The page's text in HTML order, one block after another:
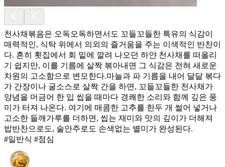
천사채볶음은 오독오독하면서도 꼬들꼬들한 특유의 식감이
매력적인, 식탁 위에서 의외의 즐거움을 주는 이색적인 반찬이
다. 흔히 횟집에서 회 밑에 깔려 나오던 하얀 천사채를 떠올리
기 쉽지만, 이를 기름에 살짝 볶아내면 그 식감은 전혀 새로운
차원의 고소함으로 변모한다. ​마늘과 파 기름을 내어 달달 볶다
가 간장이나 굴소스로 살짝 간을 하면, 꼬들꼬들한 천사채가
양념을 머금어 한 입 씹을 때마다 경쾌한 소리와 함께 깊은 풍
미가 터져 나온다. 여기에 매콤한 고추를 한두 개 썰어 넣거나
고소한 들깨가루를 더하면, 씹는 재미와 맛의 깊이가 더해져
밥반찬으로도, 술안주로도 손색없는 별미가 완성된다.
#일반식 #점심